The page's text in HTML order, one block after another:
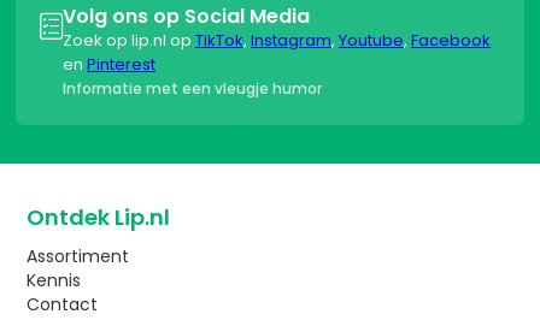
Volg ons op Social Media
Zoek op lip.nl op TikTok, Instagram, Youtube, Facebook
en Pinterest
Informatie met een vleugje humor
Ontdek Lip.nl
Assortiment
Kennis
Contact